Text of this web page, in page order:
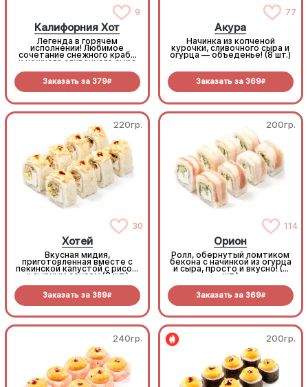
9
Калифорния Хот
Легенда в горячем
исполнении! Любимое
сочетание снежного краба
и нежного сливочного сыра
темпуре. Свежий томат
добавляет начинке особую
сочность, делая этот ролл
сытного ужина (8шт.)
Заказать за 379R
77
Акура
Начинка из копченой
курочки, сливочного сыра и
огурца — объеденье! (8 шт.)
Заказать за 369R
220гр.
30
Хотей
Вкусная мидия,
приготовленная вместе с
пекинской капустой с рисом
и сырным соусом (8 шт.)
Заказать за 389R
200гр.
114
Орион
Ролл, обернутый ломтиком
бекона с начинкой из огурца
и сыра, просто и вкусно! (8
шт.)
Заказать за 369R
240гр. 200гр.